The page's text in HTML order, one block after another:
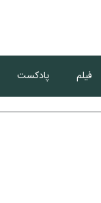
فیلم پادکست